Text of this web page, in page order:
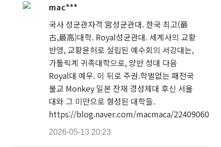
mac***
국사 성균관자격 宮성균관대. 한국 최고(最
古,最高)대학. Royal성균관대. 세계사의 교황
반영, 교황윤허로 설립된 예수회의 서강대는,
가톨릭계 귀족대학으로, 양반 성대 다음
Royal대 예우. 이 뒤로 주권.학벌없는 패전국
불교 Monkey 일본 잔재 경성제대 후신 서울
대와 그 미만으로 형성된 대학들.
https://blog.naver.com/macmaca/
2026-05-13 20:23